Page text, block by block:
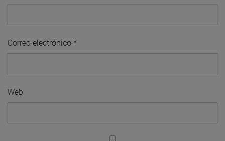
Correo electrónico *
Web